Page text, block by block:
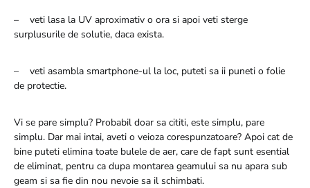
– veti lasa la UV aproximativ o ora si apoi veti sterge
surplusurile de solutie, daca exista.
– veti asambla smartphone-ul la loc, puteti sa ii puneti o folie
de protectie.
Vi se pare simplu? Probabil doar sa cititi, este simplu, pare
simplu. Dar mai intai, aveti o veioza corespunzatoare? Apoi cat de
bine puteti elimina toate bulele de aer, care de fapt sunt esential
de eliminat, pentru ca dupa montarea geamului sa nu apara sub
geam si sa fie din nou nevoie sa il schimbati.